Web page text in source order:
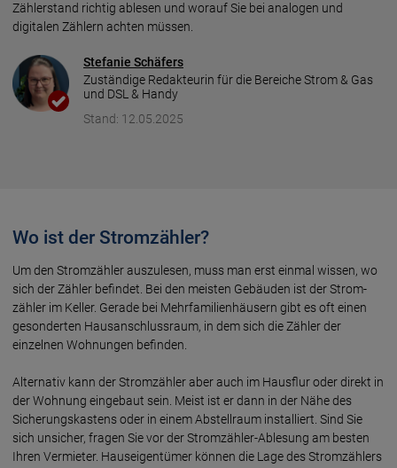
Zählerstand richtig ablesen und worauf Sie bei analogen und
digitalen Zählern achten müssen.
Stefanie Schäfers
Zuständige Redakteurin für die Bereiche Strom & Gas
und DSL & Handy
Stand: 12.05.2025
Wo ist der Stromzähler?
Um den Stromzähler auszulesen, muss man erst einmal wissen, wo
sich der Zähler befindet. Bei den meisten Gebäu­den ist der Strom­
zähler im Keller. Gerade bei Mehr­familien­häusern gibt es oft einen
gesonderten Haus­anschluss­raum, in dem sich die Zähler der
einzelnen Woh­nungen befinden.
Alternativ kann der Strom­zähler aber auch im Haus­flur oder direkt in
der Wohnung einge­baut sein. Meist ist er dann in der Nähe des
Sicherungs­kastens oder in einem Abstell­raum instal­liert. Sind Sie
sich unsicher, fragen Sie vor der Stromzähler-Ablesung am besten
Ihren Ver­mieter. Haus­eigen­tümer können die Lage des Strom­zählers